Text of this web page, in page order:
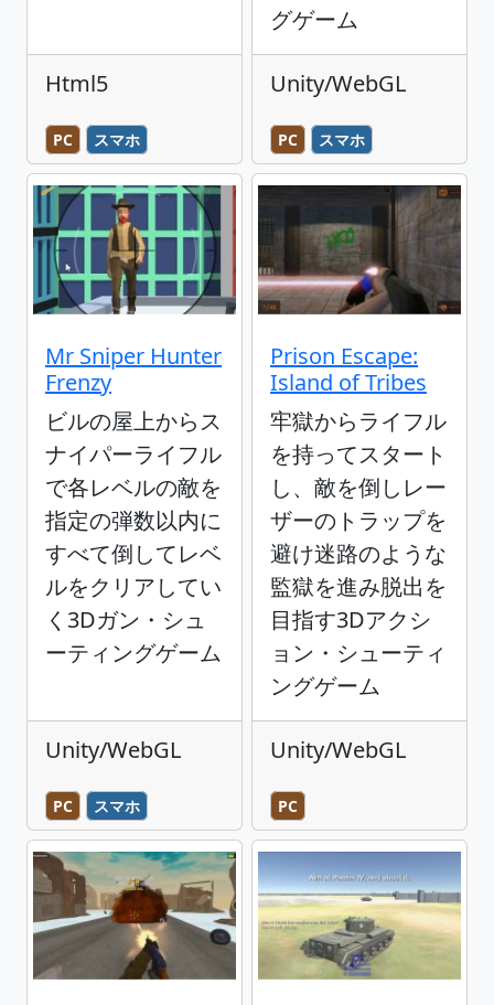
Html5
PC スマホ
グゲーム
Unity/WebGL
PC スマホ
Mr Sniper Hunter
Frenzy
ビルの屋上からス
ナイパーライフル
で各レベルの敵を
指定の弾数以内に
すべて倒してレベ
ルをクリアしてい
く3Dガン・シュ
ーティングゲーム
Unity/WebGL
PC スマホ
Prison Escape:
Island of Tribes
牢獄からライフル
を持ってスタート
し、敵を倒しレー
ザーのトラップを
避け迷路のような
監獄を進み脱出を
目指す3Dアクシ
ョン・シューティ
ングゲーム
Unity/WebGL
PC